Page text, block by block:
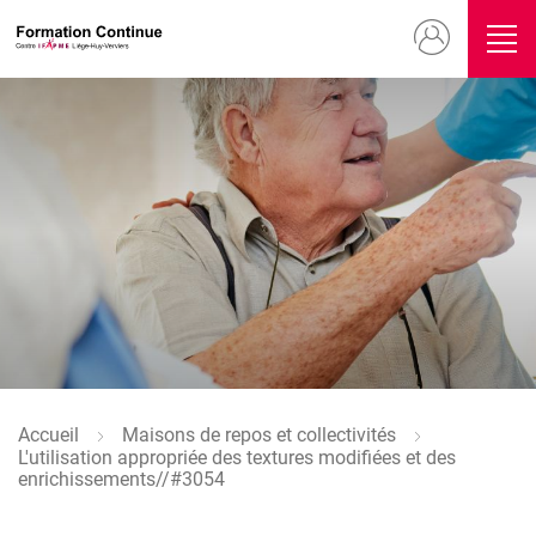
au
contenu
principal
Menu
du
compte
de
l'utilisateur
Fil
d'Ariane
Accueil
Maisons de repos et collectivités
L'utilisation appropriée des textures modifiées et des
enrichissements//#3054